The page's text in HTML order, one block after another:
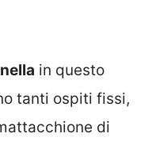
in questo
tanti ospiti fissi,
di